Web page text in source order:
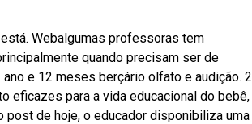
Webalgumas professoras tem
quando precisam ser de
e 12 meses berçário olfato e audição. 2
eficazes para a vida educacional do bebê,
de hoje, o educador disponibiliza uma